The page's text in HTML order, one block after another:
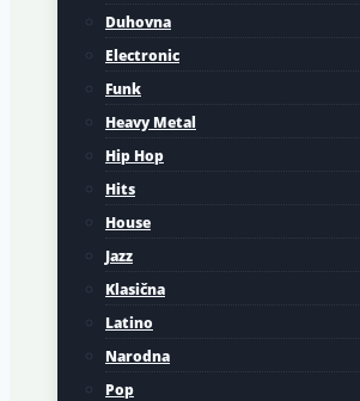
Duhovna
Electronic
Funk
Heavy Metal
Hip Hop
Hits
House
Jazz
Klasična
Latino
Narodna
Pop